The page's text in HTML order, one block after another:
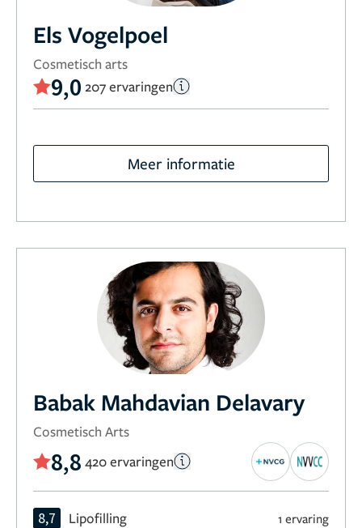
Els Vogelpoel
Cosmetisch arts
9,0 207 ervaringen
Meer informatie
Babak Mahdavian Delavary
Cosmetisch Arts
8,8 420 ervaringen
8,7 Lipofilling 1 ervaring